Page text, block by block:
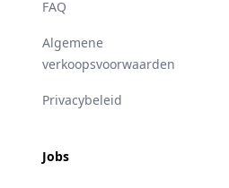
FAQ
Algemene
verkoopsvoorwaarden
Privacybeleid
Jobs